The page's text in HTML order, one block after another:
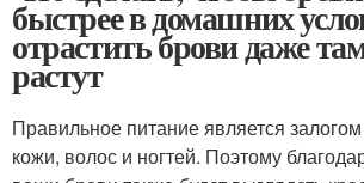
быстрее в домашних
отрастить брови даже
растут
Правильное питание является
кожи, волос и ногтей. Поэтому